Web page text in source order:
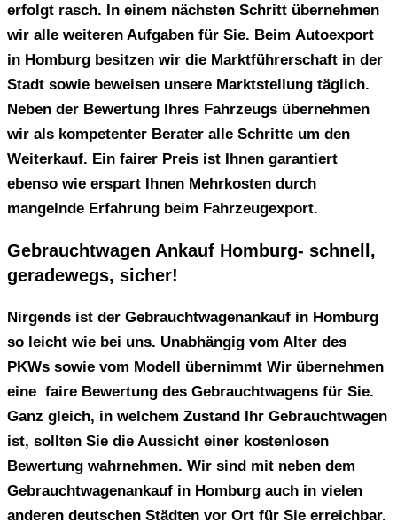
erfolgt rasch. In einem nächsten Schritt übernehmen
wir alle weiteren Aufgaben für Sie. Beim Autoexport
in Homburg besitzen wir die Marktführerschaft in der
Stadt sowie beweisen unsere Marktstellung täglich.
Neben der Bewertung Ihres Fahrzeugs übernehmen
wir als kompetenter Berater alle Schritte um den
Weiterkauf. Ein fairer Preis ist Ihnen garantiert
ebenso wie erspart Ihnen Mehrkosten durch
mangelnde Erfahrung beim Fahrzeugexport.
Gebrauchtwagen Ankauf Homburg- schnell,
geradewegs, sicher!
Nirgends ist der Gebrauchtwagenankauf in Homburg
so leicht wie bei uns. Unabhängig vom Alter des
PKWs sowie vom Modell übernimmt Wir übernehmen
eine faire Bewertung des Gebrauchtwagens für Sie.
Ganz gleich, in welchem Zustand Ihr Gebrauchtwagen
ist, sollten Sie die Aussicht einer kostenlosen
Bewertung wahrnehmen. Wir sind mit neben dem
Gebrauchtwagenankauf in Homburg auch in vielen
anderen deutschen Städten vor Ort für Sie erreichbar.